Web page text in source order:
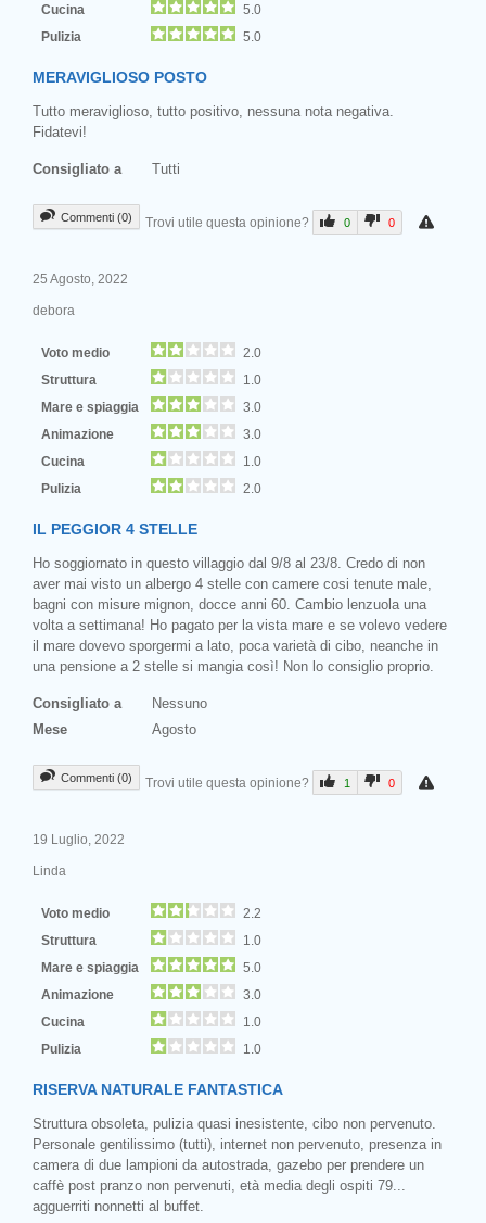
Cucina
5.0
Pulizia
5.0
MERAVIGLIOSO POSTO
Tutto meraviglioso, tutto positivo, nessuna nota negativa.
Fidatevi!
Consigliato a Tutti
Commenti (0) Trovi utile questa opinione? 0 0
25 Agosto, 2022
debora
Voto medio
2.0
Struttura
1.0
Mare e spiaggia
3.0
Animazione
3.0
Cucina
1.0
Pulizia
2.0
IL PEGGIOR 4 STELLE
Ho soggiornato in questo villaggio dal 9/8 al 23/8. Credo di non
aver mai visto un albergo 4 stelle con camere cosi tenute male,
bagni con misure mignon, docce anni 60. Cambio lenzuola una
volta a settimana! Ho pagato per la vista mare e se volevo vedere
il mare dovevo sporgermi a lato, poca varietà di cibo, neanche in
una pensione a 2 stelle si mangia così! Non lo consiglio proprio.
Consigliato a
Nessuno
Mese
Agosto
Commenti (0) Trovi utile questa opinione? 1 0
19 Luglio, 2022
Linda
Voto medio
2.2
Struttura
1.0
Mare e spiaggia
5.0
Animazione
3.0
Cucina
1.0
Pulizia
1.0
RISERVA NATURALE FANTASTICA
Struttura obsoleta, pulizia quasi inesistente, cibo non pervenuto.
Personale gentilissimo (tutti), internet non pervenuto, presenza in
camera di due lampioni da autostrada, gazebo per prendere un
caffè post pranzo non pervenuti, età media degli ospiti 79...
agguerriti nonnetti al buffet.